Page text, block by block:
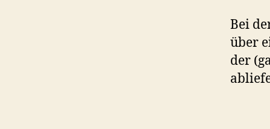
Bei
über
der